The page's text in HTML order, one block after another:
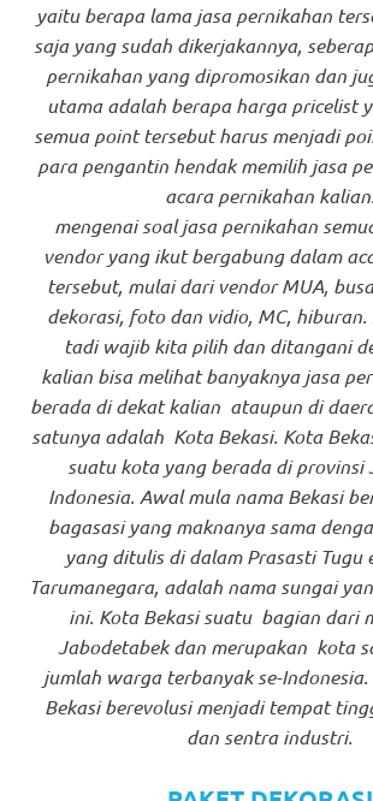
yaitu berapa lama jasa pernikahan
saja yang sudah dikerjakannya,
pernikahan yang dipromosikan dan
utama adalah berapa harga pricelist
semua point tersebut harus menjadi
para pengantin hendak memilih jasa
acara pernikahan kalian.
mengenai soal jasa pernikahan
vendor yang ikut bergabung dalam
tersebut, mulai dari vendor MUA,
dekorasi, foto dan vidio, MC, hiburan.
tadi wajib kita pilih dan ditangani
kalian bisa melihat banyaknya jasa
berada di dekat kalian ataupun di
satunya adalah Kota Bekasi. Kota
suatu kota yang berada di provinsi
Indonesia. Awal mula nama Bekasi
bagasasi yang maknanya sama
yang ditulis di dalam Prasasti Tugu
Tarumanegara, adalah nama sungai
ini. Kota Bekasi suatu bagian dari
Jabodetabek dan merupakan kota
jumlah warga terbanyak se-
Bekasi berevolusi menjadi tempat
dan sentra industri.